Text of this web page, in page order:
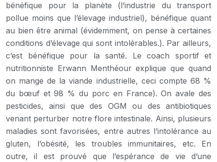
bénéfique pour la planète (l’industrie du transport
pollue moins que l’élevage industriel), bénéfique quant
au bien être animal (évidemment, on pense à certaines
conditions d’élevage qui sont intolérables.). Par ailleurs,
c’est bénéfique pour la santé. Le coach sportif et
nutritionniste Erwann Menthéour explique que quand
on mange de la viande industrielle, ceci compte 68 %
du bœuf et 98 % du porc en France). On avale des
pesticides, ainsi que des OGM ou des antibiotiques
venant perturber notre flore intestinale. Ainsi, plusieurs
maladies sont favorisées, entre autres l’intolérance au
gluten, l’obésité, les troubles immunitaires, etc. En
outre, il est prouvé que l’espérance de vie d’une